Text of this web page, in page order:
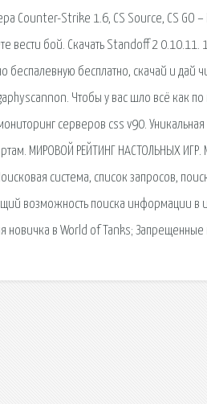
Counter-Strike 1.6, CS Source, CS
вести бой. Скачать Standoff 2
беспалевную бесплатно, скачай и
Чтобы у вас шло всё как
серверов css v90.
МИРОВОЙ РЕЙТИНГ НАСТОЛЬНЫХ
сиcтема, список запросов,
возможность поиска информации в
новичка в World of Tanks;